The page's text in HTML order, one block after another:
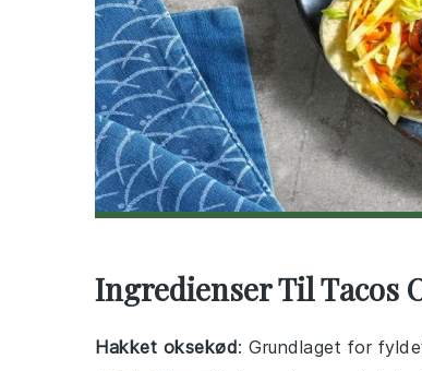
Ingredienser Til Tacos
Hakket oksekød: Grundlaget for